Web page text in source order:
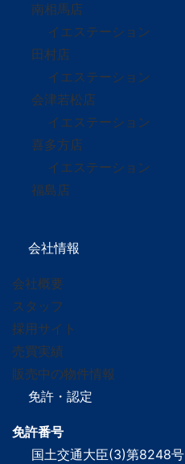
南相馬店
イエステーション
田村店
イエステーション
会津若松店
イエステーション
喜多方店
イエステーション
福島店
会社情報
会社概要
スタッフ
採用サイト
売買実績
販売中の物件情報
免許・認定
免許番号
国土交通大臣(3)第8248号